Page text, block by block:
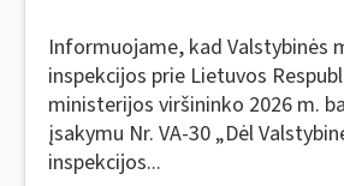
Informuojame, kad Valstybinės
inspekcijos prie Lietuvos
ministerijos viršininko 2026 m.
įsakymu Nr. VA-30 „Dėl
inspekcijos...